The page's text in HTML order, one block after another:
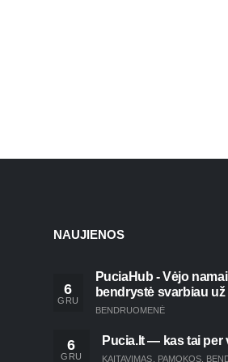
NAUJIENOS
6
GRU
PuciaHub - Vėjo
bendrystė svarbiau už
BENDRUOMENĖ
6
GRU
Pucia.lt — kas tai per
KAITAVIMAS PAMOKOS